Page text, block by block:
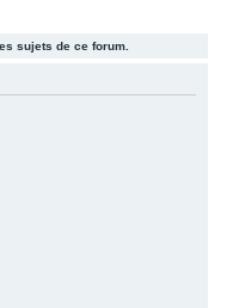
sujets de ce forum.